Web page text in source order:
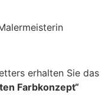
erhalten Sie das
Farbkonzept“